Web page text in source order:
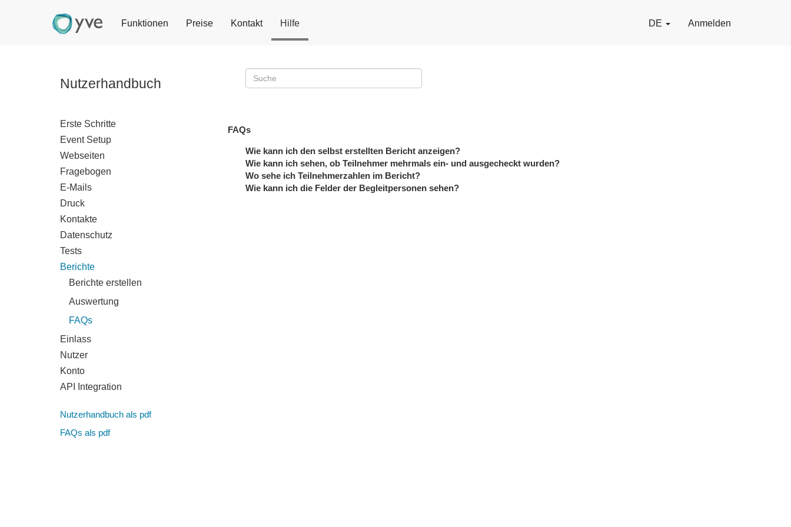
Funktionen Preise Kontakt Hilfe DE Anmelden
Nutzerhandbuch
Erste Schritte
Event Setup
Webseiten
Fragebogen
E-Mails
Druck
Kontakte
Datenschutz
Tests
Berichte
Berichte erstellen
Auswertung
FAQs
Einlass
Nutzer
Konto
API Integration
Nutzerhandbuch als pdf
FAQs als pdf
FAQs
Wie kann ich den selbst erstellten Bericht anzeigen?
Wie kann ich sehen, ob Teilnehmer mehrmals ein- und ausgecheckt wurden?
Wo sehe ich Teilnehmerzahlen im Bericht?
Wie kann ich die Felder der Begleitpersonen sehen?